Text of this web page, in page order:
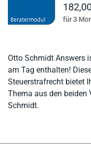
Otto Schmidt Answers
am Tag enthalten!
Steuerstrafrecht bietet
Thema aus den beiden
Schmidt.
für 3